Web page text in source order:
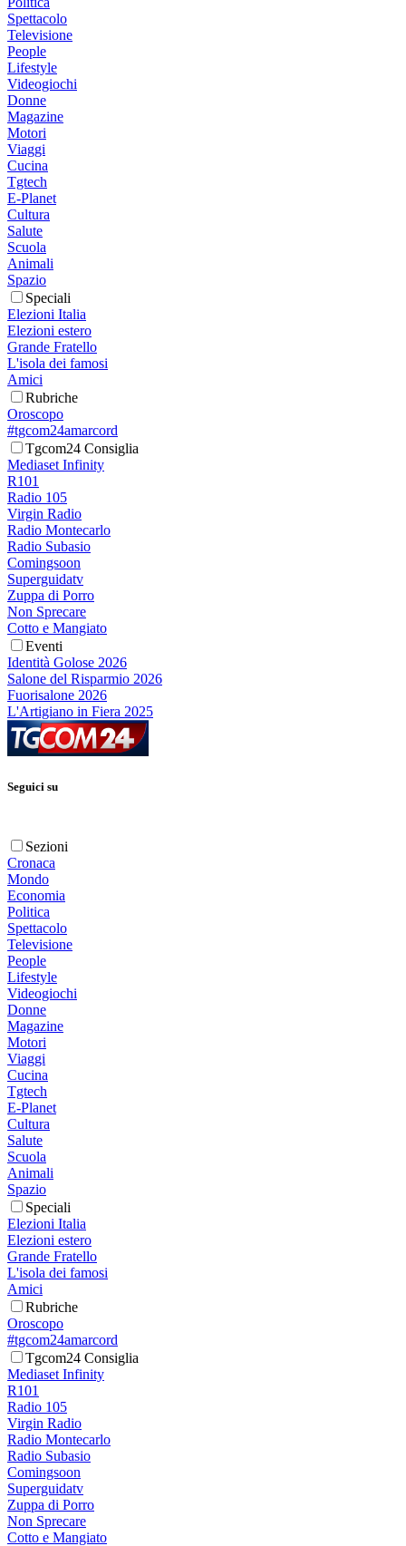
Spettacolo
Televisione
People
Lifestyle
Videogiochi
Donne
Magazine
Motori
Viaggi
Cucina
Tgtech
E-Planet
Cultura
Salute
Scuola
Animali
Spazio
Speciali
Elezioni Italia
Elezioni estero
Grande Fratello
L'isola dei famosi
Amici
Rubriche
Oroscopo
#tgcom24amarcord
Tgcom24 Consiglia
Mediaset Infinity
R101
Radio 105
Virgin Radio
Radio Montecarlo
Radio Subasio
Comingsoon
Superguidatv
Zuppa di Porro
Non Sprecare
Cotto e Mangiato
Eventi
Identità Golose 2026
Salone del Risparmio 2026
Fuorisalone 2026
L'Artigiano in Fiera 2025
Seguici su
Sezioni
Cronaca
Mondo
Economia
Politica
Spettacolo
Televisione
People
Lifestyle
Videogiochi
Donne
Magazine
Motori
Viaggi
Cucina
Tgtech
E-Planet
Cultura
Salute
Scuola
Animali
Spazio
Speciali
Elezioni Italia
Elezioni estero
Grande Fratello
L'isola dei famosi
Amici
Rubriche
Oroscopo
#tgcom24amarcord
Tgcom24 Consiglia
Mediaset Infinity
R101
Radio 105
Virgin Radio
Radio Montecarlo
Radio Subasio
Comingsoon
Superguidatv
Zuppa di Porro
Non Sprecare
Cotto e Mangiato